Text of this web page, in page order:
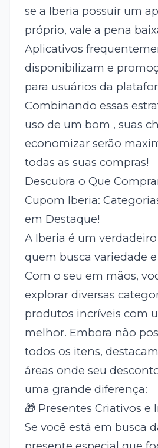
se a Iberia possuir um
próprio, vale a pena
Aplicativos
disponibilizam e
para usuários da
Combinando essas
uso de um bom , suas
economizar serão
todas as suas compras!
Descubra o Que
Cupom Iberia:
em Destaque!
A Iberia é um
quem busca variedade
Com o seu em mãos,
explorar diversas
produtos incríveis com
melhor. Embora não
todos os itens,
áreas onde seu
uma grande diferença:
🎁 Presentes Criativos e
Se você está em busca